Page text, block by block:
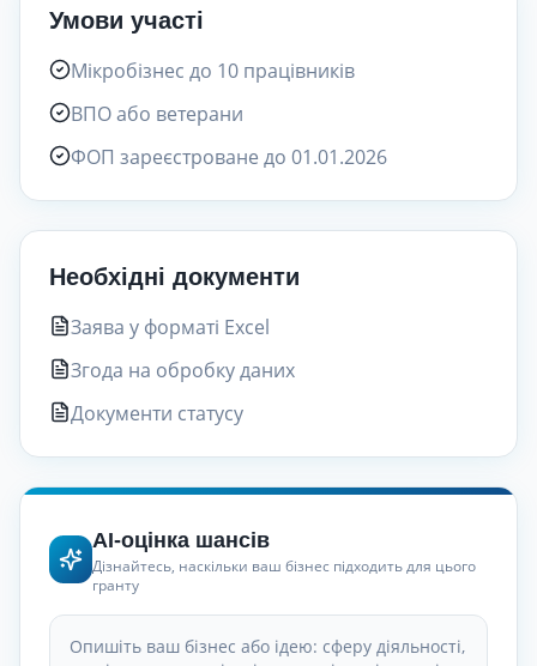
Умови участі
Мікробізнес до 10 працівників
ВПО або ветерани
ФОП зареєстроване до 01.01.2026
Необхідні документи
Заява у форматі Excel
Згода на обробку даних
Документи статусу
AI-оцінка шансів
Дізнайтесь, наскільки ваш бізнес підходить для цього
гранту